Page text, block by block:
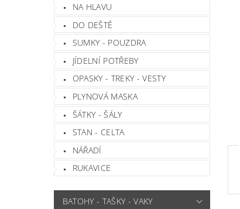
NA HLAVU
DO DEŠTĚ
SUMKY - POUZDRA
JÍDELNÍ POTŘEBY
OPASKY - TREKY - VESTY
PLYNOVÁ MASKA
ŠÁTKY - ŠÁLY
STAN - CELTA
NÁŘADÍ
RUKAVICE
BATOHY - TAŠKY - VAKY